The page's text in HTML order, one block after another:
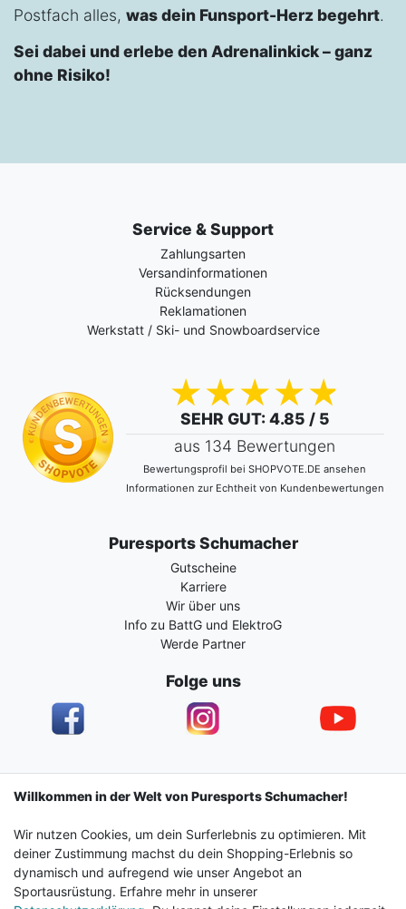
Postfach alles, was dein Funsport-Herz begehrt.
Sei dabei und erlebe den Adrenalinkick – ganz
ohne Risiko!
Service & Support
Zahlungsarten
Versandinformationen
Rücksendungen
Reklamationen
Werkstatt / Ski- und Snowboardservice
SEHR GUT: 4.85 / 5
aus 134 Bewertungen
Bewertungsprofil bei SHOPVOTE.DE ansehen
Informationen zur Echtheit von Kundenbewertungen
Puresports Schumacher
Gutscheine
Karriere
Wir über uns
Info zu BattG und ElektroG
Werde Partner
Folge uns
Impressum Daten­schutz­erklärung AGB
Barrierefreiheitserklärung Widerrufs­recht
Willkommen in der Welt von Puresports Schumacher!
Wir nutzen Cookies, um dein Surferlebnis zu optimieren. Mit
deiner Zustimmung machst du dein Shopping-Erlebnis so
dynamisch und aufregend wie unser Angebot an
Sportausrüstung. Erfahre mehr in unserer